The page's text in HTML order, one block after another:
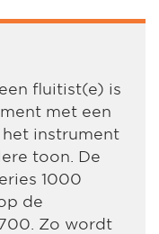
fluitist(e) is
met een
instrument
toon. De
1000
de
Zo wordt